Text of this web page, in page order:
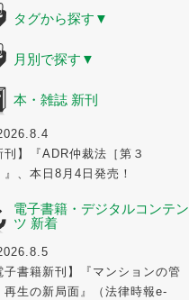
タグから探す ▼
月別で探す ▼
本・雑誌 新刊
刊】『ADR仲裁法［第３
』、本日8月4日発売！
電子書籍・デジタルコンテン
ツ 新着
子書籍新刊】『マンションの管
再生の新局面』（法律時報e-